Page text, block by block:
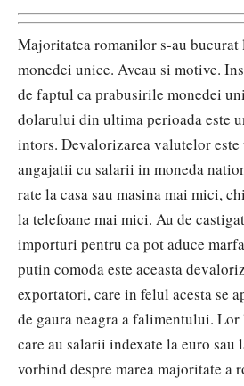
Majoritatea romanilor s-au bucurat
monedei unice. Aveau si motive.
de faptul ca prabusirile monedei
dolarului din ultima perioada este
intors. Devalorizarea valutelor
angajatii cu salarii in moneda
rate la casa sau masina mai mici,
la telefoane mai mici. Au de
importuri pentru ca pot aduce
putin comoda este aceasta
exportatori, care in felul acesta se
de gaura neagra a falimentului.
care au salarii indexate la euro sau
vorbind despre marea majoritate a